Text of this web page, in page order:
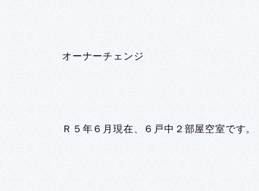
オーナーチェンジ
Ｒ５年６月現在、６戸中２部屋空室です。